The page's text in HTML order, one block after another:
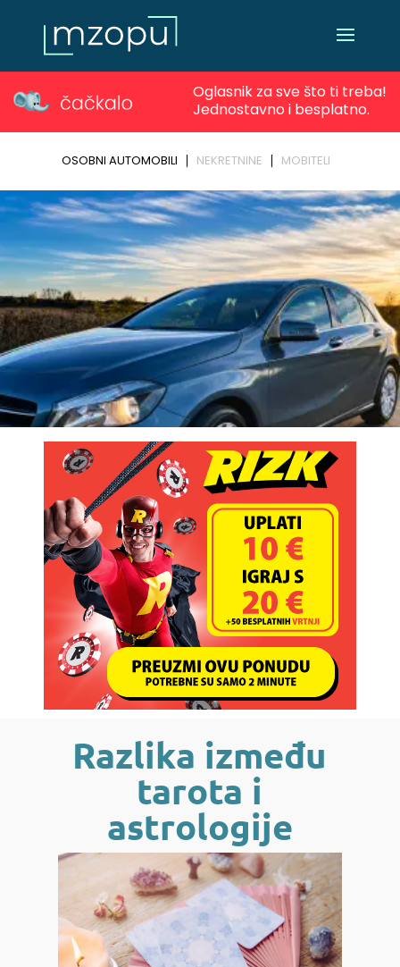
Razlika između
tarota i
astrologije